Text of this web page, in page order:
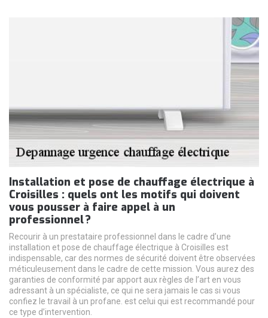
Installation et pose de chauffage électrique à
Croisilles : quels ont les motifs qui doivent
vous pousser à faire appel à un
professionnel ?
Recourir à un prestataire professionnel dans le cadre d’une
installation et pose de chauffage électrique à Croisilles est
indispensable, car des normes de sécurité doivent être observées
méticuleusement dans le cadre de cette mission. Vous aurez des
garanties de conformité par apport aux règles de l’art en vous
adressant à un spécialiste, ce qui ne sera jamais le cas si vous
confiez le travail à un profane. est celui qui est recommandé pour
ce type d’intervention.